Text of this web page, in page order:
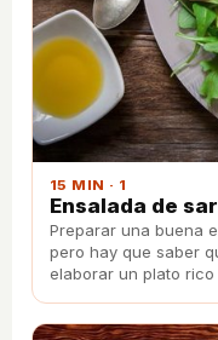
15 MIN · 1
Ensalada de
Preparar una buena
pero hay que saber
elaborar un plato rico